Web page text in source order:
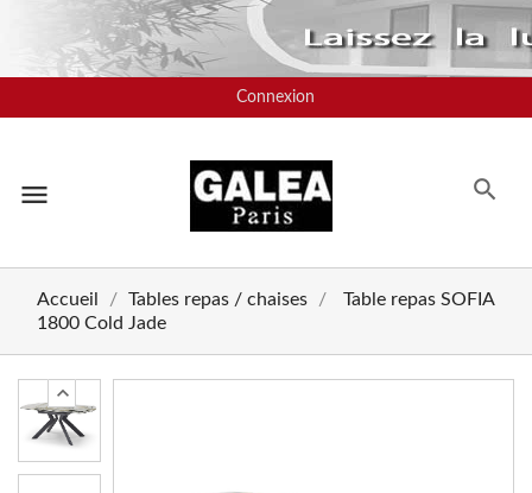
Connexion
menu
Accueil Tables repas / chaises
Table repas SOFIA
1800 Cold Jade
chevron_left